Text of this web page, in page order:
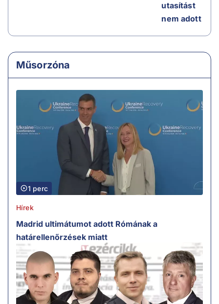
utasítást
nem adott
Műsorzóna
1 perc
Hírek
Madrid ultimátumot adott Rómának a
határellenőrzések miatt